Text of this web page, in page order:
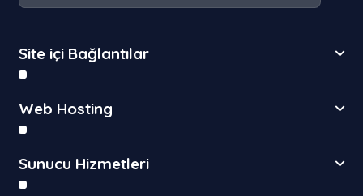
Site içi Bağlantılar
Web Hosting
Sunucu Hizmetleri